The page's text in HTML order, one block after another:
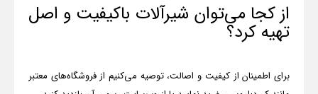
از کجا می‌توان شیرآلات باکیفیت و اصل
تهیه کرد؟
برای اطمینان از کیفیت و اصالت، توصیه می‌کنیم از فروشگاه‌های معتبر